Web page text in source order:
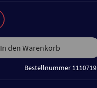
In den Warenkorb
Bestellnummer 1110719